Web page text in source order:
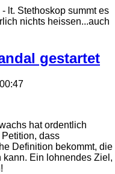
lt. Stethoskop summt es
nichts heissen...auch
gestartet
hat ordentlich
dass
Definition bekommt, die
kann. Ein lohnendes Ziel,